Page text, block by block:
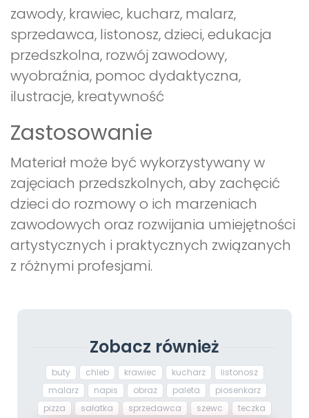
zawody, krawiec, kucharz, malarz,
sprzedawca, listonosz, dzieci, edukacja
przedszkolna, rozwój zawodowy,
wyobraźnia, pomoc dydaktyczna,
ilustracje, kreatywność
Zastosowanie
Materiał może być wykorzystywany w
zajęciach przedszkolnych, aby zachęcić
dzieci do rozmowy o ich marzeniach
zawodowych oraz rozwijania umiejętności
artystycznych i praktycznych związanych
z różnymi profesjami.
Zobacz również
buty chleb krawiec kucharz
listonosz
malarz
napis obraz paleta
piosenkarz
pizza
sałatka sprzedawca szewc teczka